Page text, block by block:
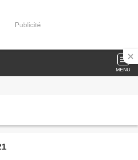
Publicité
MENU